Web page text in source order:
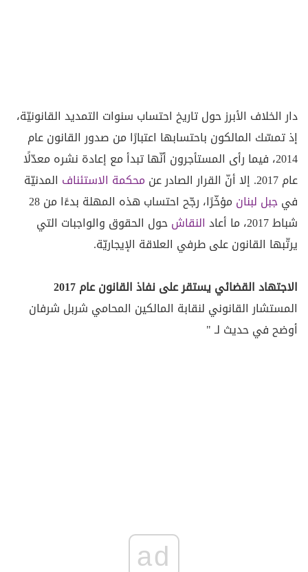
دار الخلاف الأبرز حول تاريخ احتساب سنوات التمديد القانونيّة،
إذ تمسّك المالكون باحتسابها اعتبارًا من صدور القانون عام
2014، فيما رأى المستأجرون أنّها تبدأ مع إعادة نشره معدّلًا
عام 2017. إلا أنّ القرار الصادر عن
محكمة الاستئناف المدنيّة
فيجبل لبنان
مؤخّرًا، رجّح احتساب هذه المهلة بدءًا من 28
شباط 2017، ما أعاد
النقاشحول الحقوق والواجبات التي
يرتّبها القانون على طرفي العلاقة الإيجاريّة.
الاجتهاد القضائي يستقر على نفاذ القانون عام 2017
المستشار القانوني لنقابة المالكين المحامي شربل شرفان
أوضح في حديث لـ "
ad